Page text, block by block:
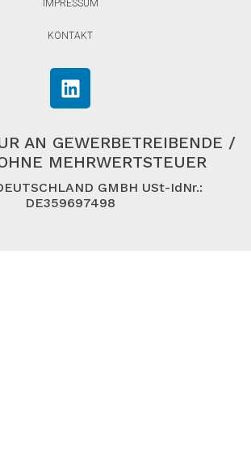
IMPRESSUM
KONTAKT
AN GEWERBETREIBENDE /
MEHRWERTSTEUER
GMBH USt-IdNr.:
DE359697498